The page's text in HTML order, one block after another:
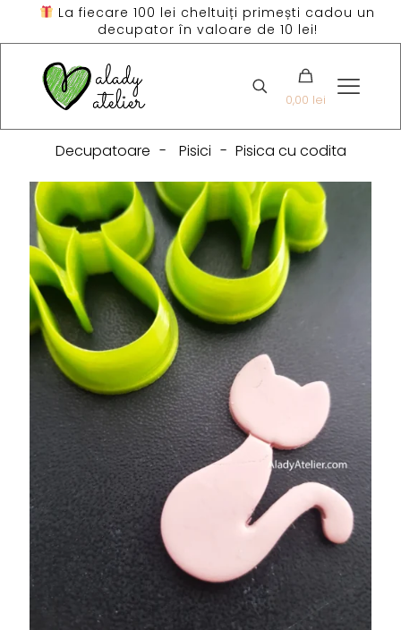
La fiecare 100 lei cheltuiți primești cadou un
decupator în valoare de 10 lei!
0,00 lei
Decupatoare - Pisici - Pisica cu codita